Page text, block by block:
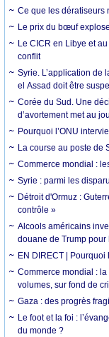
Ce que les dératiseurs
Le prix du bœuf
Le CICR en Libye et
conflit
Syrie. L’application de
el Assad doit être
Corée du Sud. Une
d’avortement met au
Pourquoi l’ONU
La course au poste de
Commerce mondial :
Syrie : parmi les
Détroit d'Ormuz :
contrôle »
Alcools américains
douane de Trump pour
EN DIRECT | Pourquoi
Commerce mondial :
volumes, sur fond de
Gaza : des progrès
Le foot et la foi :
du monde ?